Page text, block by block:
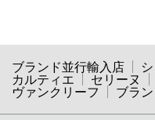
ブランド並行輸入店
カルティエ
セリーヌ
ヴァンクリーフ
ブラ